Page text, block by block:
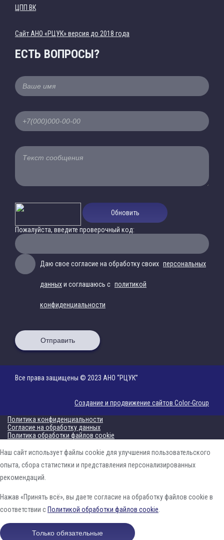
ЦПП ВК
Cайт АНО «РЦУК» версия до 2018 года
ЕСТЬ ВОПРОСЫ?
Обновить
Пожалуйста, введите проверочный код:
Даю свое согласие на обработку своих персональных
данныхи соглашаюсь с политикой
конфиденциальности
Отправить
Все права защищены © 2023 АНО “РЦУК”
Создание и продвижение сайтов Color-Group
Политика конфиденциальности
Согласие на обработку данных
Политика обработки файлов cookie
Наш сайт использует файлы cookie для улучшения пользовательского
опыта, сбора статистики и представления персонализированных
рекомендаций.
Нажав «Принять всё», вы даете согласие на обработку файлов cookie в
соответствии с Политикой обработки файлов cookie
Только обязательные